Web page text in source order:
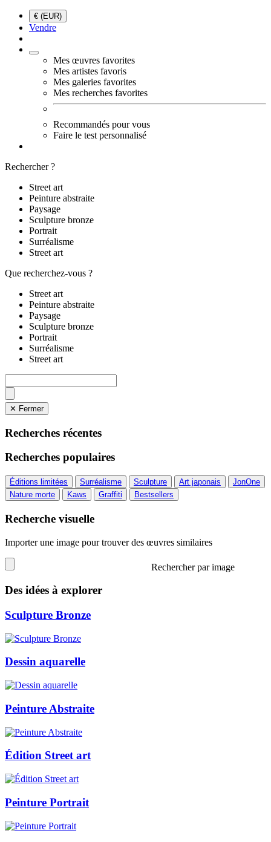
€ (EUR)
Vendre
Mes œuvres favorites
Mes artistes favoris
Mes galeries favorites
Mes recherches favorites
Recommandés pour vous
Faire le test personnalisé
Rechercher ?
Street art
Peinture abstraite
Paysage
Sculpture bronze
Portrait
Surréalisme
Street art
Que recherchez-vous ?
Street art
Peinture abstraite
Paysage
Sculpture bronze
Portrait
Surréalisme
Street art
✕ Fermer
Recherches récentes
Recherches populaires
Éditions limitées Surréalisme Sculpture Art japonais
JonOne
Nature morte
Kaws Graffiti Bestsellers
Recherche visuelle
Importer une image pour trouver des œuvres similaires
Rechercher par image
Des idées à explorer
Sculpture Bronze
Dessin aquarelle
Peinture Abstraite
Édition Street art
Peinture Portrait